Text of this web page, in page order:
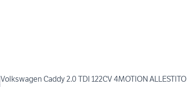
Volkswagen Caddy 2.0 TDI 122CV 4MOTION ALLESTITO